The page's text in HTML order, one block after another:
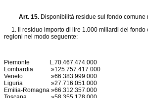
Art. 15. Disponibilità residue sul fondo comune
1. Il residuo importo di lire 1.000 miliardi del fondo
regioni nel modo seguente:
Piemonte L.70.467.474.000
Lombardia
»125.757.417.000
Veneto
»66.383.999.000
Liguria
»27.716.051.000
Emilia-Romagna »66.312.357.000